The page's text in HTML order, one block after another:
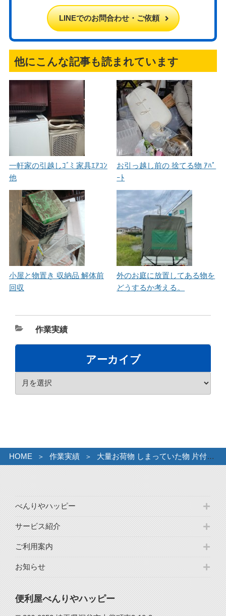
LINEでのお問合わせ・ご依頼
他にこんな記事も読まれています
一軒家の引越しｺﾞﾐ 家具ｴｱｺﾝ
他
お引っ越し前の 捨てる物 ｱﾊﾟ
ｰﾄ
小屋と物置き 収納品 解体前
回収
外のお庭に放置してある物を
どうするか考える。
カ
テ
ー
作業実績
アーカイブ
HOME 作業実績 大量お荷物 しまっていた物 片付け
べんりやハッピー
サービス紹介
ご利用案内
お知らせ
便利屋べんりやハッピー